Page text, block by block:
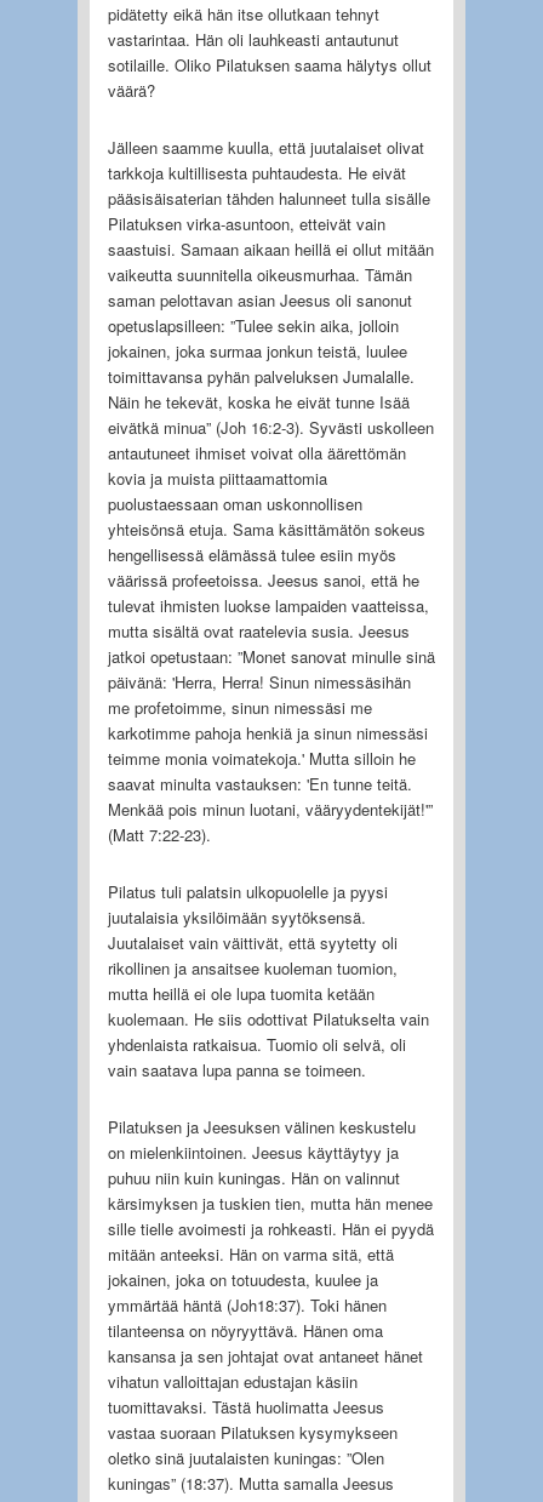
pidätetty eikä hän itse ollutkaan tehnyt
vastarintaa. Hän oli lauhkeasti antautunut
sotilaille. Oliko Pilatuksen saama hälytys ollut
väärä?
Jälleen saamme kuulla, että juutalaiset olivat
tarkkoja kultillisesta puhtaudesta. He eivät
pääsisäisaterian tähden halunneet tulla sisälle
Pilatuksen virka-asuntoon, etteivät vain
saastuisi. Samaan aikaan heillä ei ollut mitään
vaikeutta suunnitella oikeusmurhaa. Tämän
saman pelottavan asian Jeesus oli sanonut
opetuslapsilleen: ”Tulee sekin aika, jolloin
jokainen, joka surmaa jonkun teistä, luulee
toimittavansa pyhän palveluksen Jumalalle.
Näin he tekevät, koska he eivät tunne Isää
eivätkä minua” (Joh 16:2-3). Syvästi uskolleen
antautuneet ihmiset voivat olla äärettömän
kovia ja muista piittaamattomia
puolustaessaan oman uskonnollisen
yhteisönsä etuja. Sama käsittämätön sokeus
hengellisessä elämässä tulee esiin myös
väärissä profeetoissa. Jeesus sanoi, että he
tulevat ihmisten luokse lampaiden vaatteissa,
mutta sisältä ovat raatelevia susia. Jeesus
jatkoi opetustaan: ”Monet sanovat minulle sinä
päivänä: 'Herra, Herra! Sinun nimessäsihän
me profetoimme, sinun nimessäsi me
karkotimme pahoja henkiä ja sinun nimessäsi
teimme monia voimatekoja.' Mutta silloin he
saavat minulta vastauksen: 'En tunne teitä.
Menkää pois minun luotani, vääryydentekijät!'”
(Matt 7:22-23).
Pilatus tuli palatsin ulkopuolelle ja pyysi
juutalaisia yksilöimään syytöksensä.
Juutalaiset vain väittivät, että syytetty oli
rikollinen ja ansaitsee kuoleman tuomion,
mutta heillä ei ole lupa tuomita ketään
kuolemaan. He siis odottivat Pilatukselta vain
yhdenlaista ratkaisua. Tuomio oli selvä, oli
vain saatava lupa panna se toimeen.
Pilatuksen ja Jeesuksen välinen keskustelu
on mielenkiintoinen. Jeesus käyttäytyy ja
puhuu niin kuin kuningas. Hän on valinnut
kärsimyksen ja tuskien tien, mutta hän menee
sille tielle avoimesti ja rohkeasti. Hän ei pyydä
mitään anteeksi. Hän on varma sitä, että
jokainen, joka on totuudesta, kuulee ja
ymmärtää häntä (Joh18:37). Toki hänen
tilanteensa on nöyryyttävä. Hänen oma
kansansa ja sen johtajat ovat antaneet hänet
vihatun valloittajan edustajan käsiin
tuomittavaksi. Tästä huolimatta Jeesus
vastaa suoraan Pilatuksen kysymykseen
oletko sinä juutalaisten kuningas: ”Olen
kuningas” (18:37). Mutta samalla Jeesus